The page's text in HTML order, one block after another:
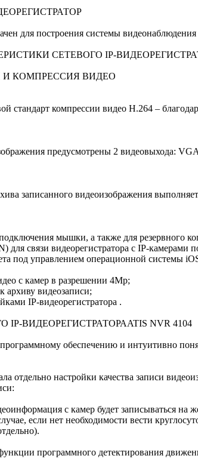
для построения системы
СЕТЕВОГО IP-
КОМПРЕССИЯ ВИДЕО
компрессии видео H.264 –
предусмотрены 2 видеовыхода:
записанного видеоизображения
мышки, а также для резервного
связи видеорегистратора с IP-камерами
под управлением операционной системы
камер в разрешении 4Mp;
видеозаписи;
IP-видеорегистратора .
ВИДЕОРЕГИСТРАТОРАATIS NVR 4104
обеспечению и интуитивно
отдельно настройки качества записи
с камер будет записываться на
если нет необходимости вести
программного детектирования